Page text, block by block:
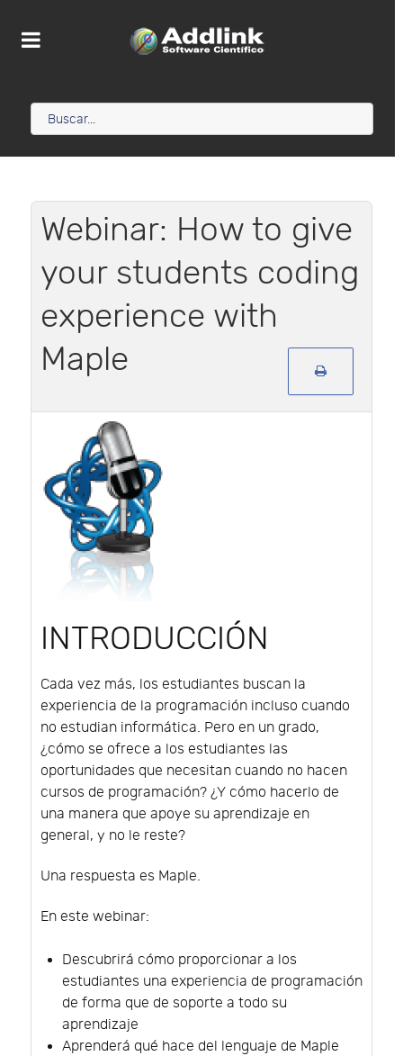
Webinar: How to give
your students coding
experience with
Maple
INTRODUCCIÓN
Cada vez más, los estudiantes buscan la
experiencia de la programación incluso cuando
no estudian informática. Pero en un grado,
¿cómo se ofrece a los estudiantes las
oportunidades que necesitan cuando no hacen
cursos de programación? ¿Y cómo hacerlo de
una manera que apoye su aprendizaje en
general, y no le reste?
Una respuesta es Maple.
En este webinar:
Descubrirá cómo proporcionar a los
estudiantes una experiencia de programación
de forma que de soporte a todo su
aprendizaje
Aprenderá qué hace del lenguaje de Maple